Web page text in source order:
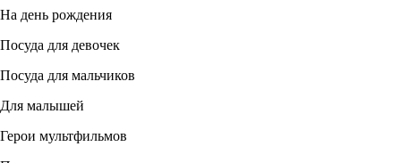
На день рождения
Посуда для девочек
Посуда для мальчиков
Для малышей
Герои мультфильмов